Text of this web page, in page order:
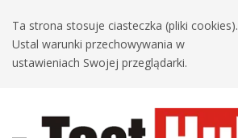
Ta strona stosuje ciasteczka (pliki cookies).
Ustal warunki przechowywania w
ustawieniach Swojej przeglądarki.